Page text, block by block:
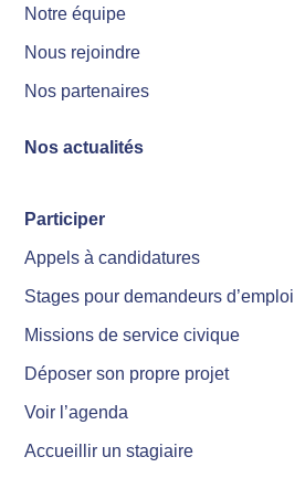
Notre équipe
Nous rejoindre
Nos partenaires
Nos actualités
Participer
Appels à candidatures
Stages pour demandeurs d’emploi
Missions de service civique
Déposer son propre projet
Voir l’agenda
Accueillir un stagiaire